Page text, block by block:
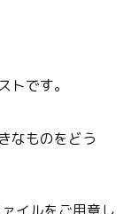
です。
なものをどう